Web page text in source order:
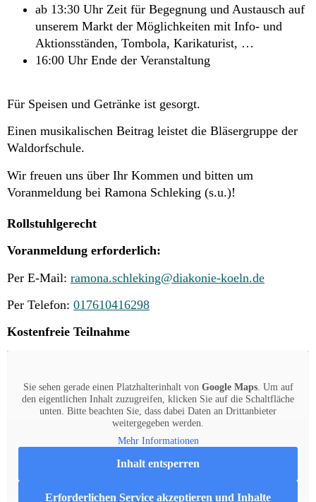
ab 13:30 Uhr Zeit für Begegnung und Austausch auf
unserem Markt der Möglichkeiten mit Info- und
Aktionsständen, Tombola, Karikaturist, …
16:00 Uhr Ende der Veranstaltung
Für Speisen und Getränke ist gesorgt.
Einen musikalischen Beitrag leistet die Bläsergruppe der
Waldorfschule.
Wir freuen uns über Ihr Kommen und bitten um
Voranmeldung bei Ramona Schleking (s.u.)!
Rollstuhlgerecht
Voranmeldung erforderlich:
Per E-Mail: ramona.schleking@diakonie-koeln.de
Per Telefon: 017610416298
Kostenfreie Teilnahme
Sie sehen gerade einen Platzhalterinhalt von Google Maps. Um auf
den eigentlichen Inhalt zuzugreifen, klicken Sie auf die Schaltfläche
unten. Bitte beachten Sie, dass dabei Daten an Drittanbieter
weitergegeben werden.
Mehr Informationen
Inhalt entsperren
Erforderlichen Service akzeptieren und Inhalte